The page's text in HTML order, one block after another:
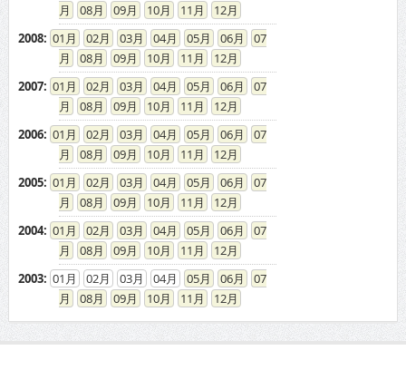
08
09 10 11
12
2008: 01 02 03 04 05 06
07
08
09 10 11
12
2007: 01 02 03 04 05 06
07
08
09 10 11
12
2006: 01 02 03 04 05 06
07
08
09 10 11
12
2005: 01 02 03 04 05 06
07
08
09 10 11
12
2004: 01 02 03 04 05 06
07
08
09 10 11
12
2003: 01 02 03 04 05 06
07
08
09 10 11 12